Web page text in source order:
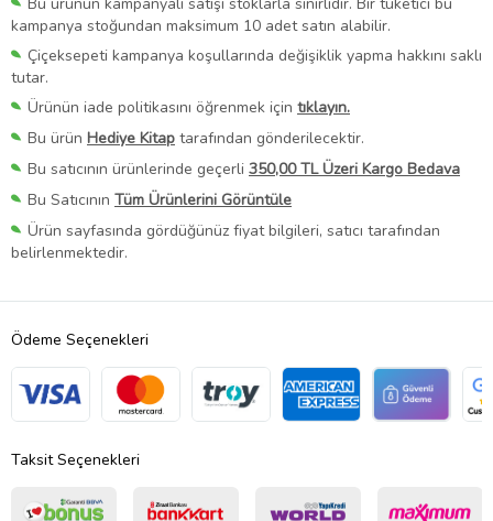
kampanya stoğundan maksimum 10 adet satın alabilir.
Çiçeksepeti kampanya koşullarında değişiklik yapma hakkını saklı
tutar.
Ürünün iade politikasını öğrenmek için tıklayın.
Bu ürün Hediye Kitap tarafından gönderilecektir.
Bu satıcının ürünlerinde geçerli 350,00 TL Üzeri Kargo Bedava
Bu Satıcının Tüm Ürünlerini Görüntüle
Ürün sayfasında gördüğünüz fiyat bilgileri, satıcı tarafından
belirlenmektedir.
Ödeme Seçenekleri
Taksit Seçenekleri